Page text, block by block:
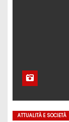
ATTUALITÀ E SOCIETÀ